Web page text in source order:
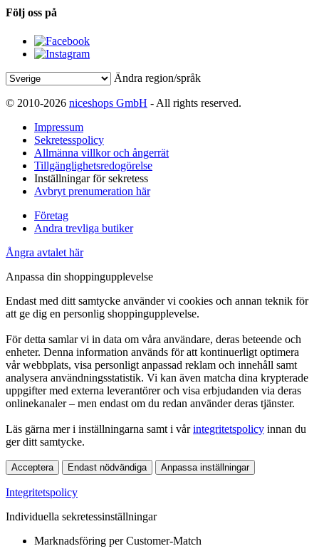
Följ oss på
Ändra region/språk
© 2010-2026 niceshops GmbH - All rights reserved.
Impressum
Sekretesspolicy
Allmänna villkor och ångerrät
Tillgänglighetsredogörelse
Inställningar för sekretess
Avbryt prenumeration här
Företag
Andra trevliga butiker
Ångra avtalet här
Anpassa din shoppingupplevelse
Endast med ditt samtycke använder vi cookies och annan teknik för
att ge dig en personlig shoppingupplevelse.
För detta samlar vi in data om våra användare, deras beteende och
enheter. Denna information används för att kontinuerligt optimera
vår webbplats, visa personligt anpassad reklam och innehåll samt
analysera användningsstatistik. Vi kan även matcha dina krypterade
uppgifter med externa leverantörer och visa erbjudanden via deras
onlinekanaler – men endast om du redan använder deras tjänster.
Läs gärna mer i inställningarna samt i vårintegritetspolicy innan du
ger ditt samtycke.
Acceptera Endast nödvändiga Anpassa inställningar
Integritetspolicy
Individuella sekretessinställningar
Marknadsföring per Customer-Match